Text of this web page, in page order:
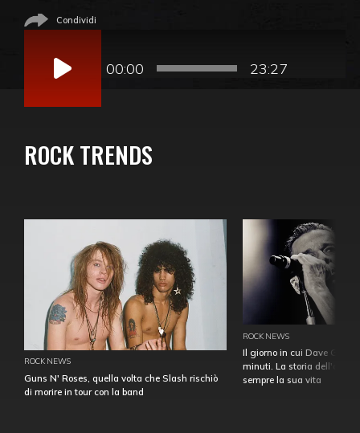
Condividi
00:00 23:27
ROCK TRENDS
ROCK NEWS
Guns N' Roses, quella volta che Slash rischiò
di morire in tour con la band
ROCK NEWS
Il giorno in cui Dave
minuti. La storia
sempre la sua vita